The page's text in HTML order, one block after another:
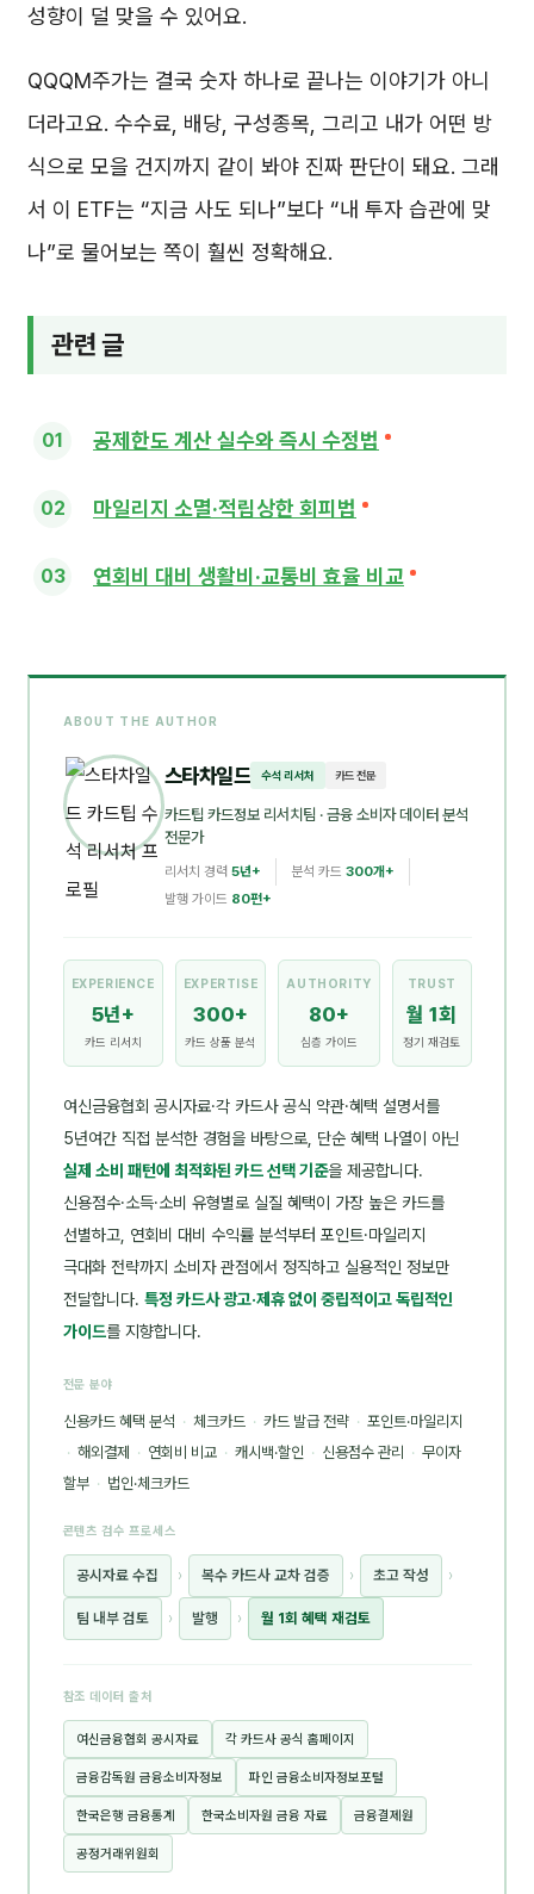
성향이 덜 맞을 수 있어요.
QQQM주가는 결국 숫자 하나로 끝나는 이야기가 아니
더라고요. 수수료, 배당, 구성종목, 그리고 내가 어떤 방
식으로 모을 건지까지 같이 봐야 진짜 판단이 돼요. 그래
서 이 ETF는 “지금 사도 되나”보다 “내 투자 습관에 맞
나”로 물어보는 쪽이 훨씬 정확해요.
관련 글
공제한도 계산 실수와 즉시 수정법
마일리지 소멸·적립상한 회피법
연회비 대비 생활비·교통비 효율 비교
ABOUT THE AUTHOR
스타차일드 수석 리서처 카드 전문
카드팁 카드정보 리서치팀 · 금융 소비자 데이터 분석
전문가
리서치 경력 5년+ 분석 카드 300개+
발행 가이드 80편+
EXPERIENCE
5년+
카드 리서치
EXPERTISE
300+
카드 상품 분석
AUTHORITY
80+
심층 가이드
TRUST
월 1회
정기 재검토
여신금융협회 공시자료·각 카드사 공식 약관·혜택 설명서를
5년여간 직접 분석한 경험을 바탕으로, 단순 혜택 나열이 아닌
실제 소비 패턴에 최적화된 카드 선택 기준을 제공합니다.
신용점수·소득·소비 유형별로 실질 혜택이 가장 높은 카드를
선별하고, 연회비 대비 수익률 분석부터 포인트·마일리지
극대화 전략까지 소비자 관점에서 정직하고 실용적인 정보만
전달합니다. 특정 카드사 광고·제휴 없이 중립적이고 독립적인
가이드를 지향합니다.
전문 분야
신용카드 혜택 분석 · 체크카드 · 카드 발급 전략 · 포인트·마일리지
· 해외결제 · 연회비 비교 · 캐시백·할인 · 신용점수 관리 · 무이자
할부 · 법인·체크카드
콘텐츠 검수 프로세스
공시자료 수집 › 복수 카드사 교차 검증 › 초고 작성 ›
팀 내부 검토 › 발행 › 월 1회 혜택 재검토
참조 데이터 출처
여신금융협회 공시자료 각 카드사 공식 홈페이지
금융감독원 금융소비자정보 파인 금융소비자정보포털
한국은행 금융통계 한국소비자원 금융 자료 금융결제원
공정거래위원회